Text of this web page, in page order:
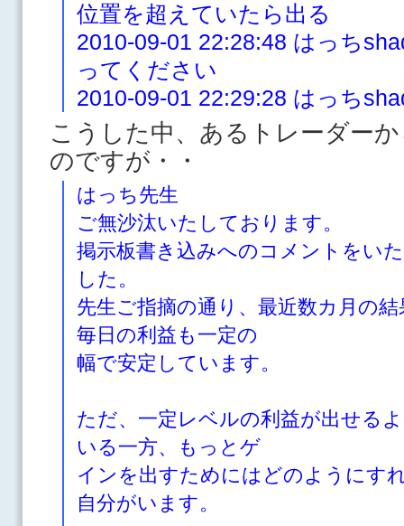
位置を超えていたら出る
2010-09-01 22:28:48 はっち
ってください
2010-09-01 22:29:28 はっち
こうした中、あるトレーダー
のですが・・
はっち先生
ご無沙汰いたしております。
掲示板書き込みへのコメントをい
した。
先生ご指摘の通り、最近数カ月の
毎日の利益も一定の
幅で安定しています。
ただ、一定レベルの利益が出せる
いる一方、もっとゲ
インを出すためにはどのようにす
自分がいます。